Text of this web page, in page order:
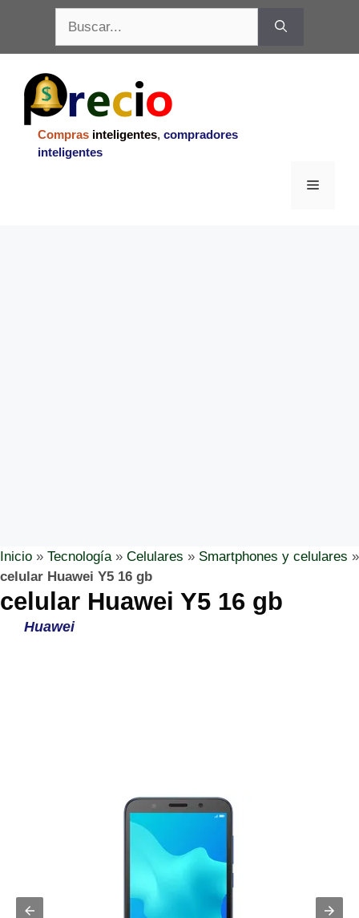
contenido
Compras inteligentes, compradores
inteligentes
Menu
Inicio » Tecnología» Celulares » Smartphones y celulares »
celular Huawei Y5 16 gb
celular Huawei Y5 16 gb
Huawei